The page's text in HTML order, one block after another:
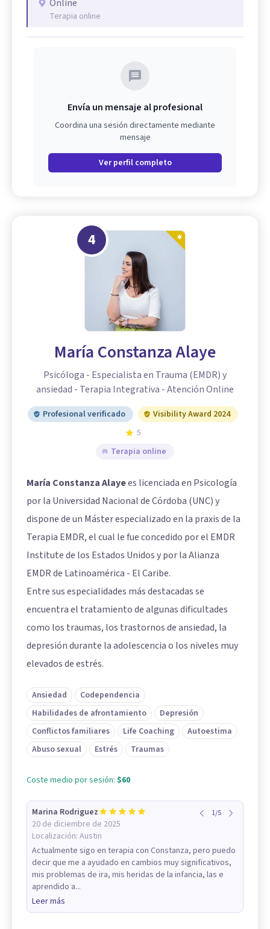
Online
Terapia online
Envía un mensaje al profesional
Coordina una sesión directamente mediante
mensaje
Ver perfil completo
4
María Constanza Alaye
Psicóloga - Especialista en Trauma (EMDR) y
ansiedad - Terapia Integrativa - Atención Online
Profesional verificado
Visibility Award 2024
5
Terapia online
María Constanza Alayees licenciada en Psicología
por la Universidad Nacional de Córdoba (UNC) y
dispone de un Máster especializado en la praxis de la
Terapia EMDR, el cual le fue concedido por el EMDR
Institute de los Estados Unidos y por la Alianza
EMDR de Latinoamérica - El Caribe.
Entre sus especialidades más destacadas se
encuentra el tratamiento de algunas dificultades
como los traumas, los trastornos de ansiedad, la
depresión durante la adolescencia o los niveles muy
elevados de estrés.
Ansiedad
Codependencia
Habilidades de afrontamiento
Depresión
Conflictos familiares
Life Coaching
Autoestima
Abuso sexual
Estrés Traumas
Coste medio por sesión: $60
Marina Rodriguez
20 de diciembre de 2025
Localización: Austin
1/5
Actualmente sigo en terapia con Constanza, pero puedo
decir que me a ayudado en cambios muy significativos,
mis problemas de ira, mis heridas de la infancia, las e
aprendido a...
Leer más